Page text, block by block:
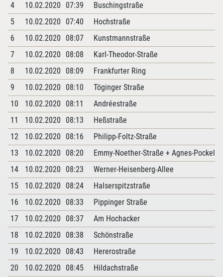
4
10.02.2020 07:39
Buschingstraße
5
10.02.2020 07:40
Hochstraße
6
10.02.2020 08:07
Kunstmannstraße
7
10.02.2020 08:08
Karl-Theodor-Straße
8
10.02.2020 08:09
Frankfurter Ring
9
10.02.2020 08:10
Töginger Straße
10
10.02.2020 08:11
Andréestraße
11
10.02.2020 08:13
Heßstraße
12
10.02.2020 08:16
Philipp-Foltz-Straße
13
10.02.2020 08:20
Emmy-Noether-Straße + Agnes-Pockels-
14
10.02.2020 08:23
Werner-Heisenberg-Allee
15
10.02.2020 08:24
Halserspitzstraße
16
10.02.2020 08:33
Pippinger Straße
17
10.02.2020 08:37
Am Hochacker
18
10.02.2020 08:38
Schönstraße
19
10.02.2020 08:43
Hererostraße
20
10.02.2020 08:45
Hildachstraße